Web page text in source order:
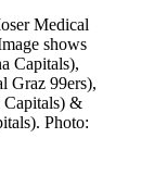
Medical
shows
Capitals),
Graz 99ers),
&
Photo: